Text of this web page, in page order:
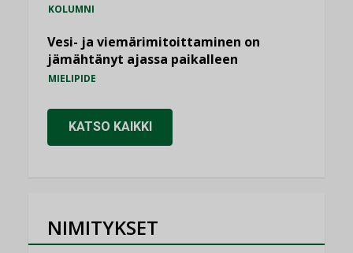
KOLUMNI
Vesi- ja viemärimitoittaminen on
jämähtänyt ajassa paikalleen
MIELIPIDE
KATSO KAIKKI
NIMITYKSET